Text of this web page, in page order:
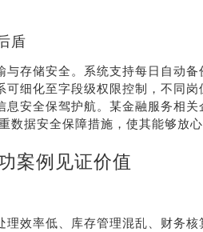
盾
存储安全。系统支持每日自动备
细化至字段级权限控制，不同岗
安全保驾护航。某金融服务相关
据安全保障措施，使其能够放心
案例见证价值
效率低、库存管理混乱、财务核